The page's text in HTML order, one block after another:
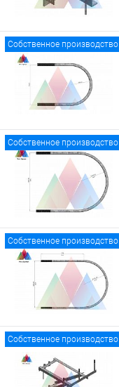
Собственное производство
Собственное производство
Собственное производство
Собственное производство